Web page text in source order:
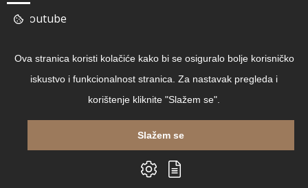
Youtube
Copyright © 2026 Čitaj Knjigu
Ova stranica koristi kolačiće kako bi se osiguralo bolje korisničko
iskustvo i funkcionalnost stranica. Za nastavak pregleda i
korištenje kliknite "Slažem se".
Slažem se